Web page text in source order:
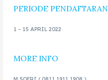
PERIODE PENDAFTARAN
1 – 15 APRIL 2022
MORE INFO